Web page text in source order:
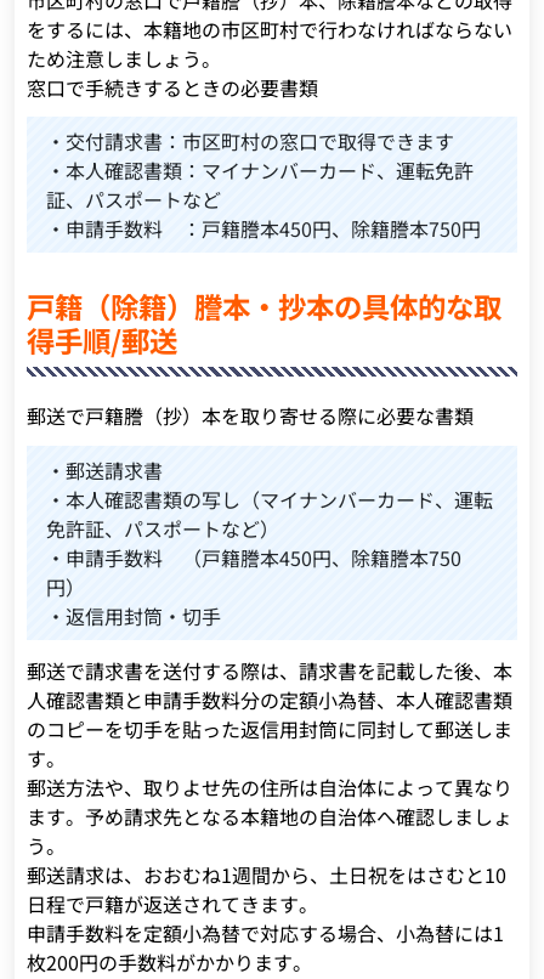
をするには、本籍地の市区町村で行わなければならない
ため注意しましょう。
窓口で手続きするときの必要書類
・交付請求書：市区町村の窓口で取得できます
・本人確認書類：マイナンバーカード、運転免許
証、パスポートなど
・申請手数料 ：戸籍謄本450円、除籍謄本750円
戸籍（除籍）謄本・抄本の具体的な取
得手順/郵送
郵送で戸籍謄（抄）本を取り寄せる際に必要な書類
・郵送請求書
・本人確認書類の写し（マイナンバーカード、運転
免許証、パスポートなど）
・申請手数料 （戸籍謄本450円、除籍謄本750
円）
・返信用封筒・切手
郵送で請求書を送付する際は、請求書を記載した後、本
人確認書類と申請手数料分の定額小為替、本人確認書類
のコピーを切手を貼った返信用封筒に同封して郵送しま
す。
郵送方法や、取りよせ先の住所は自治体によって異なり
ます。予め請求先となる本籍地の自治体へ確認しましょ
う。
郵送請求は、おおむね1週間から、土日祝をはさむと10
日程で戸籍が返送されてきます。
申請手数料を定額小為替で対応する場合、小為替には1
枚200円の手数料がかかります。